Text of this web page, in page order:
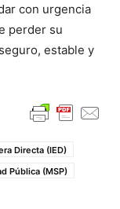
con urgencia
perder su
estable y
Directa (IED)
Pública (MSP)